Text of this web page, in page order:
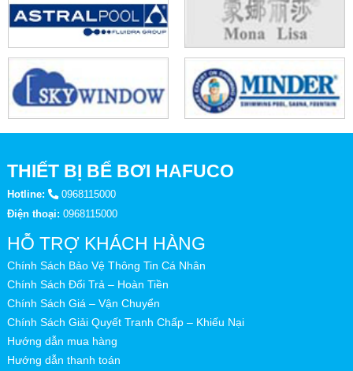
THIẾT BỊ BỂ BƠI HAFUCO
Hotline:
0968115000
Điện thoại: 0968115000
HỖ TRỢ KHÁCH HÀNG
Chính Sách Bảo Vệ Thông Tin Cá Nhân
Chính Sách Đổi Trả – Hoàn Tiền
Chính Sách Giá – Vận Chuyển
Chính Sách Giải Quyết Tranh Chấp – Khiếu Nại
Hướng dẫn mua hàng
Hướng dẫn thanh toán